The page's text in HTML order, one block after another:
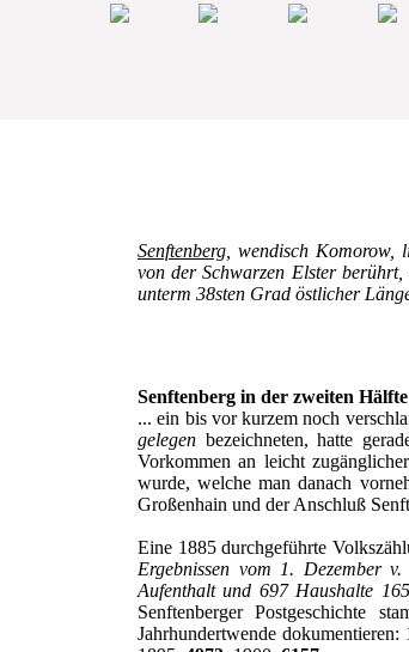
Senftenberg , wendisch
von der Schwarzen Elster
unterm 38sten Grad östlicher
Senftenberg in der zweiten
... ein bis vor kurzem noch
gelegen bezeichneten, hatte
Vorkommen an leicht
wurde, welche man danach
Großenhain und der Anschluß
Eine 1885 durchgeführte
Ergebnissen vom 1. Dezember
Aufenthalt und 697 Haushalte
Senftenberger Postgeschichte
Jahrhundertwende dokumentieren: